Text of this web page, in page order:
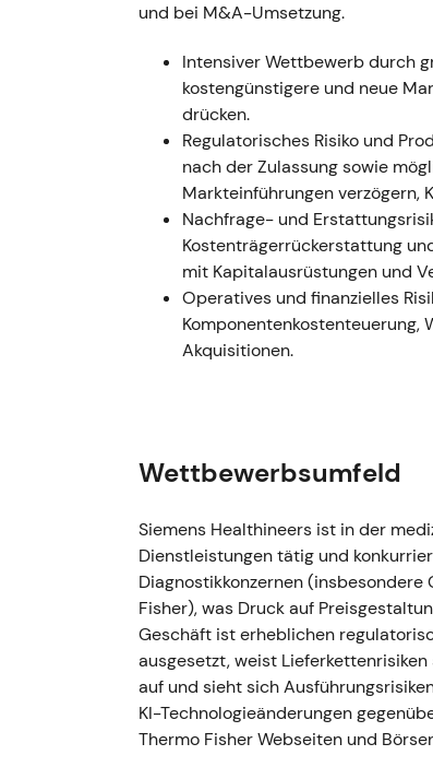
Ende 2021 (Abschluss
Ereignis:Der Jahresabschluss
Integration, die zugehörige
Kapitalerhöhung, die teilweise
Berichtsstruktur wurde auf
Fortgeschrittene Therapien)[8]
Narrativ:Längerfristig wurde
Krebsversorgung akzeptiert —
Auswirkungen hielten die
Technik:Seitwärtsbewegung
Wandel und die
H1–H2 2022
zurückgingen und
GJ2022[18]
gemischteren Geschichte —
doch der COVID-Rückenwind
organisches Wachstum,
Technik:Kursrückgang und
Hoch und die
9. November 2022
Ereignis:
Siemens
Laborgeschäfts an, um das
und bei M&A-Umsetzung.
Intensiver Wettbewerb durch
kostengünstigere und neue
drücken.
Regulatorisches Risiko und
nach der Zulassung sowie
Markteinführungen verzögern,
Nachfrage- und
Kostenträgerrückerstattung
mit Kapitalausrüstungen und
Operatives und finanzielles
Akquisitionen.
Wettbewerbsumfeld
Siemens Healthineers ist in der
Dienstleistungen tätig und
Diagnostikkonzernen (insbesondere
Fisher), was Druck auf
Geschäft ist erheblichen
ausgesetzt, weist
auf und sieht sich
KI-Technologieänderungen
Thermo Fisher Webseiten und